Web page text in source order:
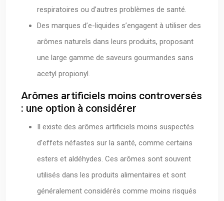
respiratoires ou d’autres problèmes de santé.
Des marques d’e-liquides s’engagent à utiliser des
arômes naturels dans leurs produits, proposant
une large gamme de saveurs gourmandes sans
acetyl propionyl.
Arômes artificiels moins controversés
: une option à considérer
Il existe des arômes artificiels moins suspectés
d’effets néfastes sur la santé, comme certains
esters et aldéhydes. Ces arômes sont souvent
utilisés dans les produits alimentaires et sont
généralement considérés comme moins risqués